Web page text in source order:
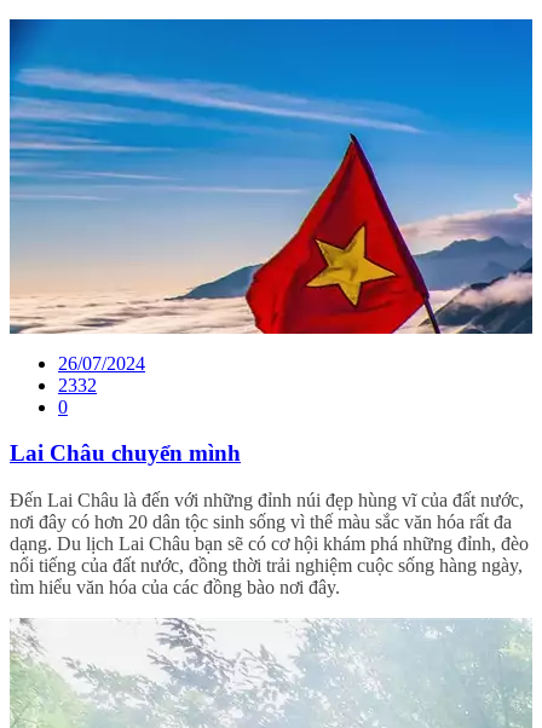
26/07/2024
2332
0
Lai Châu chuyển mình
Đến Lai Châu là đến với những đỉnh núi đẹp hùng vĩ của đất nước,
nơi đây có hơn 20 dân tộc sinh sống vì thế màu sắc văn hóa rất đa
dạng. Du lịch Lai Châu bạn sẽ có cơ hội khám phá những đỉnh, đèo
nổi tiếng của đất nước, đồng thời trải nghiệm cuộc sống hàng ngày,
tìm hiểu văn hóa của các đồng bào nơi đây.